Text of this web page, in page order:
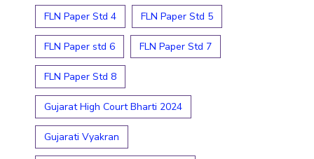
FLN Paper Std 4 FLN Paper Std 5
FLN Paper std 6 FLN Paper Std 7
FLN Paper Std 8
Gujarat High Court Bharti 2024
Gujarati Vyakran